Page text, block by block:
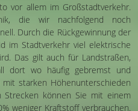
vor allem im Großstadtverkehr.
die wir nachfolgend noch
Durch die Rückgewinnung der
im Stadtverkehr viel elektrische
Das gilt auch für Landstraßen,
dort wo häufig gebremst und
starken Höhenunterschieden
Strecken können Sie mit einem
weniger Kraftstoff verbrauchen.